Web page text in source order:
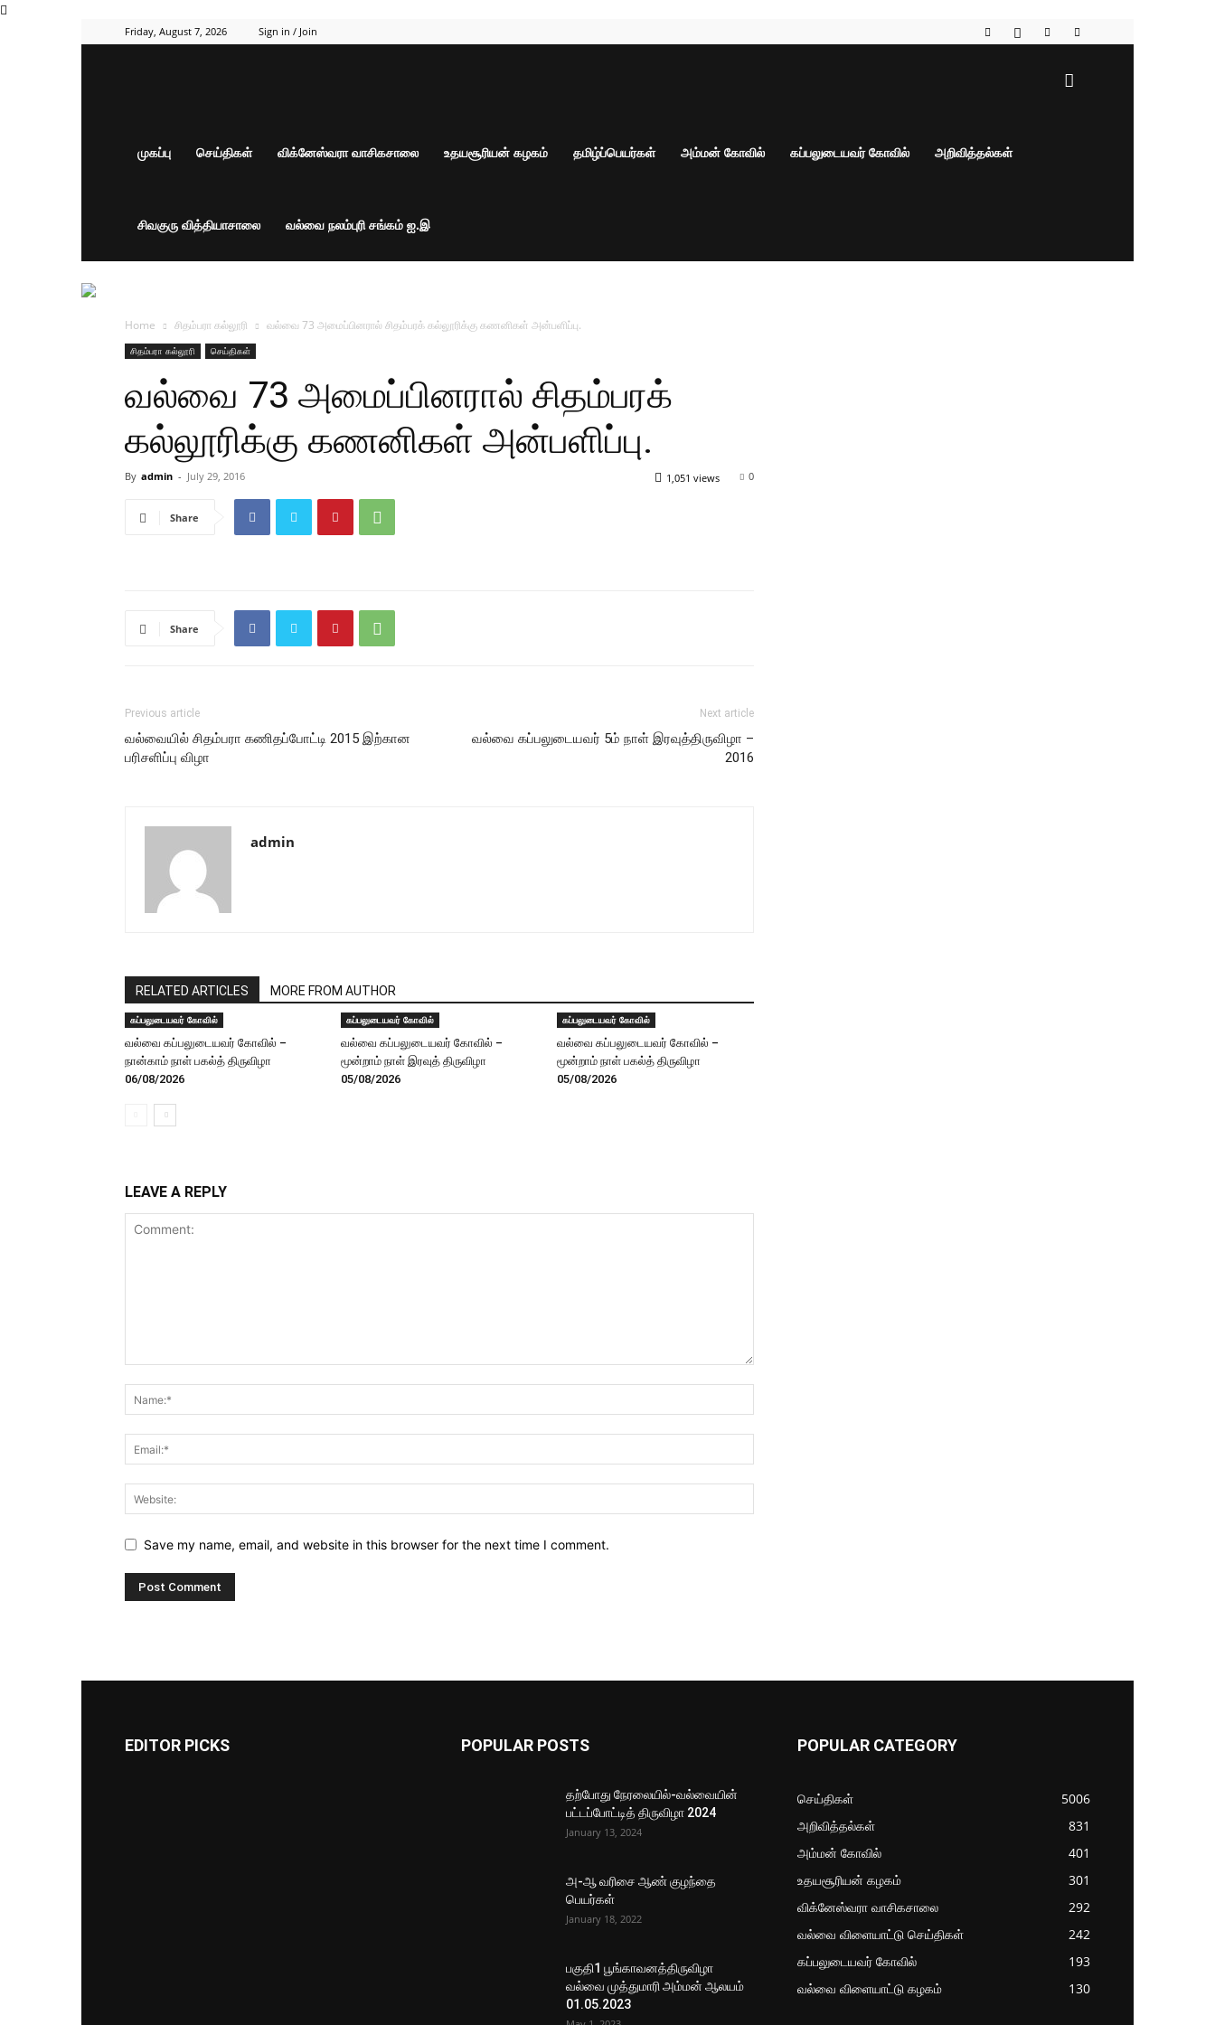
Friday, August 7, 2026 Sign in / Join
முகப்பு செய்திகள் விக்னேஸ்வரா வாசிகசாலை உதயசூரியன் கழகம் தமிழ்ப்பெயர்கள் அம்மன் கோவில் கப்பலுடையவர் கோவில் அறிவித்தல்கள்
சிவகுரு வித்தியாசாலை வல்வை நலம்புரி சங்கம் ஐ.இ
Home சிதம்பரா கல்லூரி வல்வை 73 அமைப்பினரால் சிதம்பரக் கல்லூரிக்கு கணனிகள் அன்பளிப்பு.
சிதம்பரா கல்லூரி செய்திகள்
வல்வை 73 அமைப்பினரால் சிதம்பரக்
கல்லூரிக்கு கணனிகள் அன்பளிப்பு.
By admin - July 29, 2016 0
1,051 views
Share
Share
Previous article
வல்வையில் சிதம்பரா கணிதப்போட்டி 2015 இற்கான
பரிசளிப்பு விழா
Next article
வல்வை கப்பலுடையவர் 5ம் நாள் இரவுத்திருவிழா –
2016
admin
RELATED ARTICLES MORE FROM AUTHOR
கப்பலுடையவர் கோவில்
வல்வை கப்பலுடையவர் கோவில் –
நான்காம் நாள் பகல்த் திருவிழா
06/08/2026
கப்பலுடையவர் கோவில்
வல்வை கப்பலுடையவர் கோவில் –
மூன்றாம் நாள் இரவுத் திருவிழா
05/08/2026
கப்பலுடையவர் கோவில்
வல்வை கப்பலுடையவர் கோவில் –
மூன்றாம் நாள் பகல்த் திருவிழா
05/08/2026
LEAVE A REPLY
Save my name, email, and website in this browser for the next time I comment.
EDITOR PICKS POPULAR POSTS
தற்போது நேரலையில்-வல்வையின்
பட்டப்போட்டித் திருவிழா 2024
January 13, 2024
அ-ஆ வரிசை ஆண் குழந்தை
பெயர்கள்
January 18, 2022
பகுதி1 பூங்காவனத்திருவிழா
வல்வை முத்துமாரி அம்மன் ஆலயம்
01.05.2023
POPULAR CATEGORY
செய்திகள்
5006
அறிவித்தல்கள்
831
அம்மன் கோவில்
401
உதயசூரியன் கழகம்
301
விக்னேஸ்வரா வாசிகசாலை
292
வல்வை விளையாட்டு செய்திகள்
242
கப்பலுடையவர் கோவில்
193
வல்வை விளையாட்டு கழகம்
130